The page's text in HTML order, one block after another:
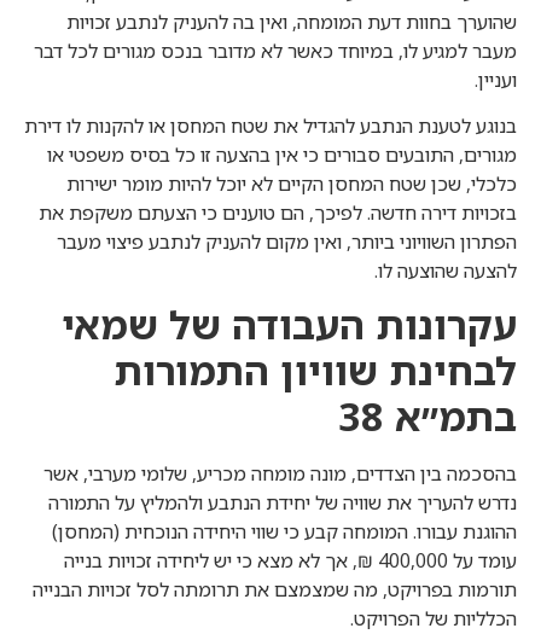
שהוערך בחוות דעת המומחה, ואין בה להעניק לנתבע זכויות
מעבר למגיע לו, במיוחד כאשר לא מדובר בנכס מגורים לכל דבר
ועניין.
בנוגע לטענת הנתבע להגדיל את שטח המחסן או להקנות לו דירת
מגורים, התובעים סבורים כי אין בהצעה זו כל בסיס משפטי או
כלכלי, שכן שטח המחסן הקיים לא יוכל להיות מומר ישירות
בזכויות דירה חדשה. לפיכך, הם טוענים כי הצעתם משקפת את
הפתרון השוויוני ביותר, ואין מקום להעניק לנתבע פיצוי מעבר
להצעה שהוצעה לו.
עקרונות העבודה של שמאי
לבחינת שוויון התמורות
בתמ״א 38
בהסכמה בין הצדדים, מונה מומחה מכריע, שלומי מערבי, אשר
נדרש להעריך את שוויה של יחידת הנתבע ולהמליץ על התמורה
ההוגנת עבורו. המומחה קבע כי שווי היחידה הנוכחית (המחסן)
עומד על 400,000 ₪, אך לא מצא כי יש ליחידה זכויות בנייה
תורמות בפרויקט, מה שמצמצם את תרומתה לסל זכויות הבנייה
הכלליות של הפרויקט.